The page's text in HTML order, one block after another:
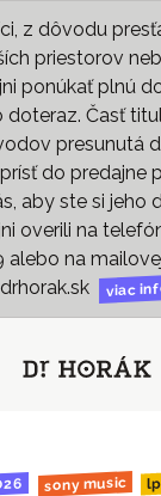
z dôvodu
priestorov
ponúkať plnú
doteraz. Časť
presunutá
do predajne
aby ste si jeho
overili na
alebo na
viac
sony music lp